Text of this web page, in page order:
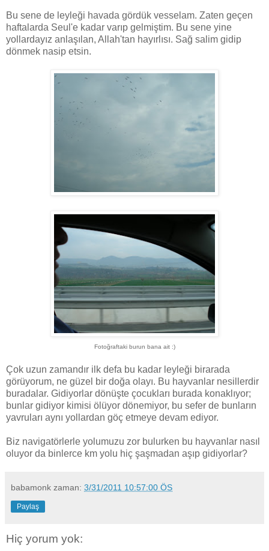
Bu sene de leyleği havada gördük vesselam. Zaten geçen
haftalarda Seul'e kadar varıp gelmiştim. Bu sene yine
yollardayız anlaşılan, Allah'tan hayırlısı. Sağ salim gidip
dönmek nasip etsin.
Fotoğraftaki burun bana ait :)
Çok uzun zamandır ilk defa bu kadar leyleği birarada
görüyorum, ne güzel bir doğa olayı. Bu hayvanlar nesillerdir
buradalar. Gidiyorlar dönüşte çocukları burada konaklıyor;
bunlar gidiyor kimisi ölüyor dönemiyor, bu sefer de bunların
yavruları aynı yollardan göç etmeye devam ediyor.
Biz navigatörlerle yolumuzu zor bulurken bu hayvanlar nasıl
oluyor da binlerce km yolu hiç şaşmadan aşıp gidiyorlar?
babamonk zaman: 3/31/2011 10:57:00 ÖS
Paylaş
Hiç yorum yok: